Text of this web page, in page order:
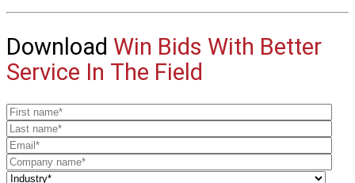
Download Win Bids With Better
Service In The Field